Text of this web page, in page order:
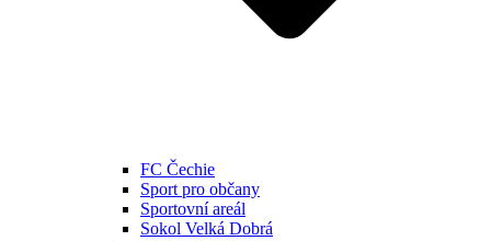
FC Čechie
Sport pro občany
Sportovní areál
Sokol Velká Dobrá